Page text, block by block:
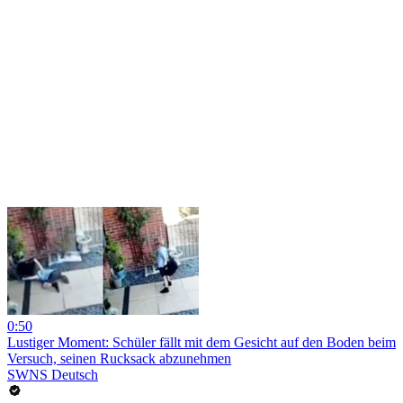
0:50
Lustiger Moment: Schüler fällt mit dem Gesicht auf den Boden beim
Versuch, seinen Rucksack abzunehmen
SWNS Deutsch